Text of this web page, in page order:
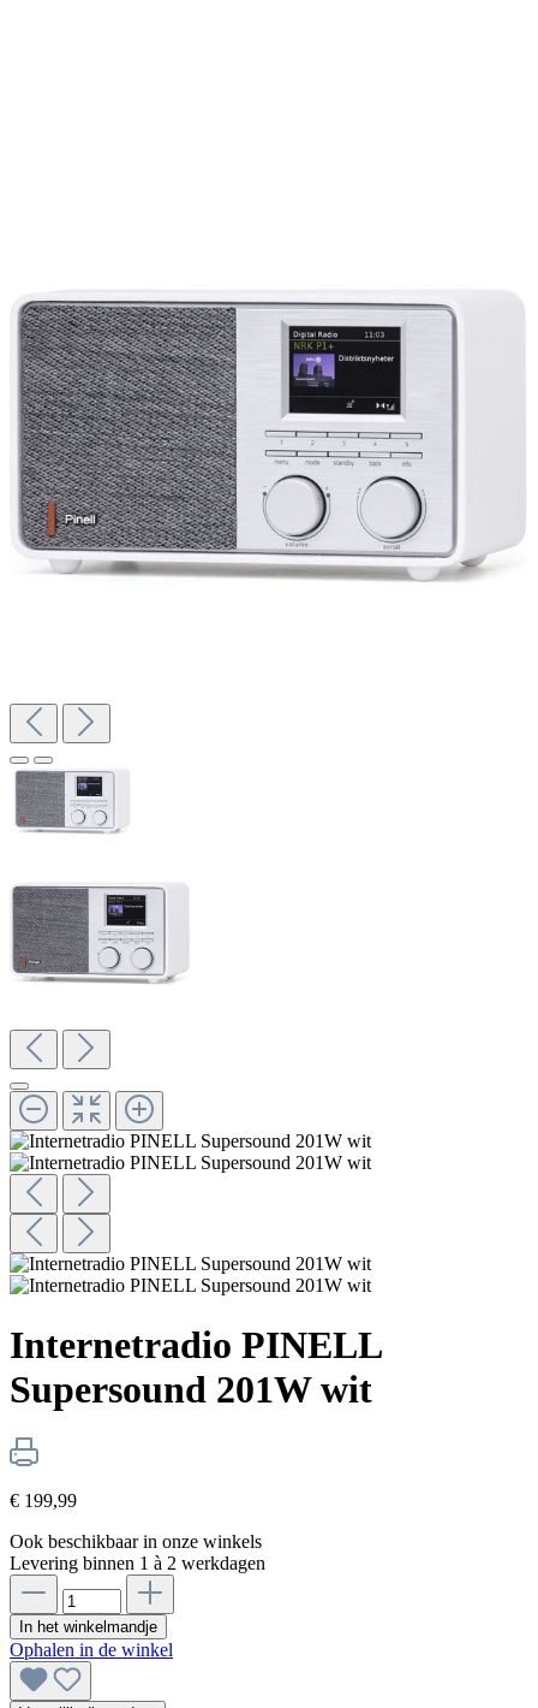
Internetradio PINELL
Supersound 201W wit
€ 199,99
Ook beschikbaar in onze winkels
Levering binnen 1 à 2 werkdagen
In het winkelmandje
Ophalen in de winkel